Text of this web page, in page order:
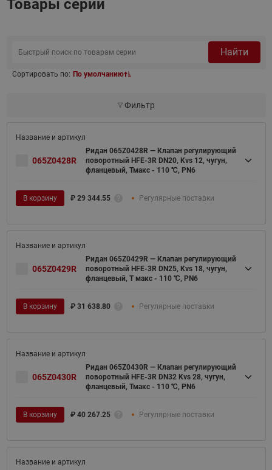
Товары серии
Найти
Сортировать по: По умолчанию
Фильтр
065Z0428R
Ридан 065Z0428R — Клапан регулирующий
поворотный HFE-3R DN20, Kvs 12, чугун,
фланцевый, Тмакс - 110 ℃, PN6
В корзину ₽ 29 344.55 Регулярные поставки
065Z0429R
Ридан 065Z0429R — Клапан регулирующий
поворотный HFE-3R DN25, Kvs 18, чугун,
фланцевый, Т макс - 110 ℃, PN6
В корзину ₽ 31 638.80 Регулярные поставки
065Z0430R
Ридан 065Z0430R — Клапан регулирующий
поворотный HFE-3R DN32 Kvs 28, чугун,
фланцевый, Тмакс - 110 ℃, PN6
В корзину ₽ 40 267.25 Регулярные поставки